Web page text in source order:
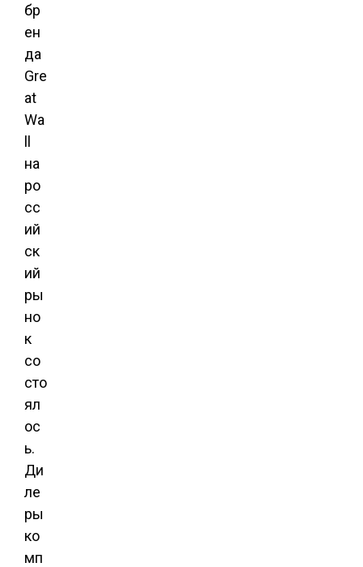
бр
ен
да
Gre
at
Wa
ll
на
ро
сс
ий
ск
ий
ры
но
к
со
сто
ял
ос
ь.
Ди
ле
ры
ко
мп